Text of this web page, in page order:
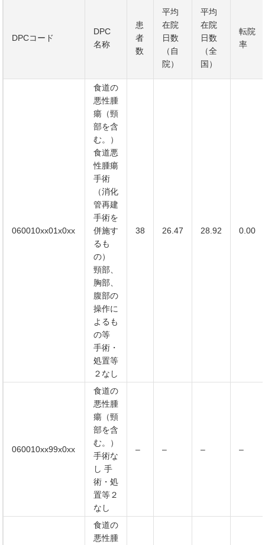
DPCコード
DPC
名称
患
者
数
平均
在院
日数
（自
院）
平均
在院
日数
（全
国）
転院
率
060010xx01x0xx
食道の
悪性腫
瘍（頸
部を含
む。）
食道悪
性腫瘍
手術
（消化
管再建
手術を
併施す
るも
の）
頸部、
胸部、
腹部の
操作に
よるも
の等
手術・
処置等
２なし
38 26.47 28.92 0.00
060010xx99x0xx
食道の
悪性腫
瘍（頸
部を含
む。）
手術な
し 手
術・処
置等２
なし
– – – –
食道の
悪性腫